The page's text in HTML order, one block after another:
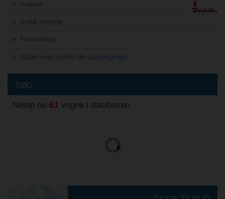
Isabella
A-mål søgning
Finansiering
Sådan vejer politiet din campingvogn
SØG
Netop nu 61 vogne i databasen